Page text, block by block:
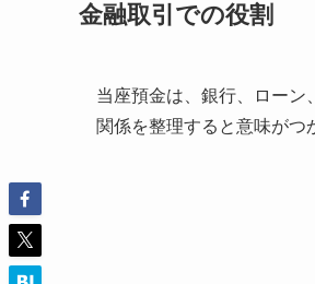
金融取引での役割
当座預金は、銀行、ローン
関係を整理すると意味がつ